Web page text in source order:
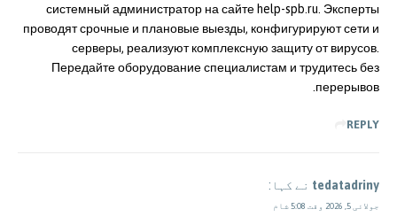
системный администратор на сайте help-spb.ru. Эксперты
проводят срочные и плановые выезды, конфигурируют сети и
серверы, реализуют комплексную защиту от вирусов.
Передайте оборудование специалистам и трудитесь без
перерывов.
REPLY
tedatadriny نے کہا:
جولائی 5, 2026 وقت 5:08 شام